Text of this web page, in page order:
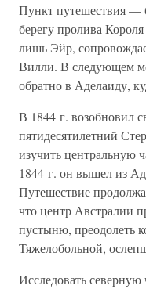
Пункт путешествия —
берегу пролива
лишь Эйр,
Вилли. В следующем
обратно в Аделаиду,
В 1844 г. возобновил
пятидесятилетний
изучить центральную
1844 г. он вышел из
Путешествие
что центр Австралии
пустыню, преодолеть
Тяжелобольной,
Исследовать